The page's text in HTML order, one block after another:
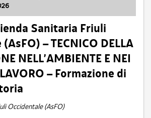
Sanitaria Friuli
– TECNICO DELLA
NELL’AMBIENTE E NEI
– Formazione di
Occidentale (AsFO)